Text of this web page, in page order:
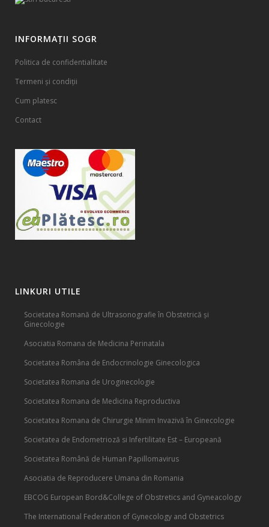
INFORMAȚII SOGR
Politica de confidentialitate
Termeni și condiții
Cum platesc
Contact
LINKURI UTILE
Societatea Romană de Ultrasonografie în Obstetrică și
Ginecologie
Asociatia Romana de Medicina Perinatala
Societatea Româna de Endocrinologie Ginecologica
Societatea Romana de Uroginecologie
Societatea Romana de Medicina Reproductiva
Societatea Romana de Chirurgie Minim Invazivă în Ginecologie
Societatea de Endometrioză si Infertilitate Est – Europeană
Societatea Română de Human Papillomavirus
Asociatia de Reproducere Umana din Romania
EBCOG European Bord&College of Obstretics and Gyneacology
The International Federation of Gynecology and Obstetrics